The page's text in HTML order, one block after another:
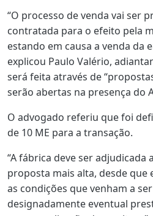
“O processo de venda vai ser
contratada para o efeito pela
estando em causa a venda da
explicou Paulo Valério,
será feita através de
serão abertas na presença do
O advogado referiu que foi
de 10 ME para a transação.
“A fábrica deve ser adjudicada
proposta mais alta, desde
as condições que venham a
designadamente eventual